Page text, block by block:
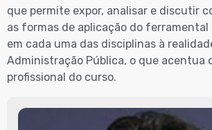
que permite expor, analisar e discutir
as formas de aplicação do
em cada uma das disciplinas à
Administração Pública, o que acentua
profissional do curso.